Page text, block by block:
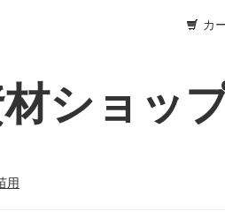
カ
ショッ
用